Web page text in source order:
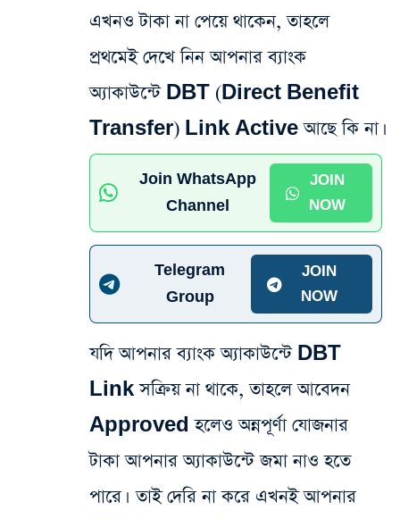
এখনও টাকা না পেয়ে থাকেন, তাহলে
প্রথমেই দেখে নিন আপনার ব্যাংক
অ্যাকাউন্টে DBT (Direct Benefit
Transfer) Link Active আছে কি না।
Join WhatsApp
Channel
JOIN
NOW
Telegram
Group
JOIN
NOW
যদি আপনার ব্যাংক অ্যাকাউন্টে DBT
Link সক্রিয় না থাকে, তাহলে আবেদন
Approved হলেও অন্নপূর্ণা যোজনার
টাকা আপনার অ্যাকাউন্টে জমা নাও হতে
পারে। তাই দেরি না করে এখনই আপনার